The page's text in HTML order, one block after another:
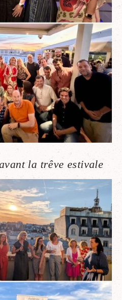
la trêve estivale